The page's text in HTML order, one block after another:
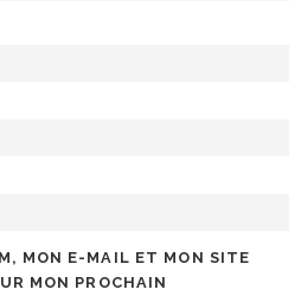
MON E-MAIL ET MON SITE
MON PROCHAIN